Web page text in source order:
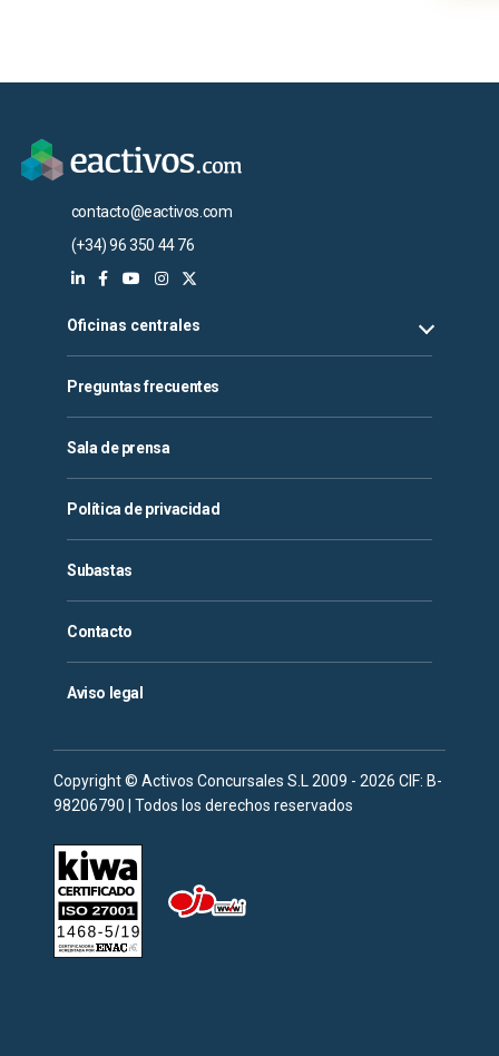
contacto@eactivos.com
(+34) 96 350 44 76
Oficinas centrales
Preguntas frecuentes
Sala de prensa
Política de privacidad
Subastas
Contacto
Aviso legal
Copyright © Activos Concursales S.L 2009 - 2026 CIF: B-
98206790 | Todos los derechos reservados